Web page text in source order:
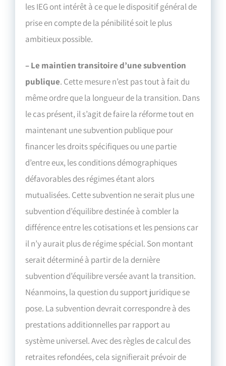
les IEG ont intérêt à ce que le dispositif général de
prise en compte de la pénibilité soit le plus
ambitieux possible.
– Le maintien transitoire d’une subvention
publique. Cette mesure n’est pas tout à fait du
même ordre que la longueur de la transition. Dans
le cas présent, il s’agit de faire la réforme tout en
maintenant une subvention publique pour
financer les droits spécifiques ou une partie
d’entre eux, les conditions démographiques
défavorables des régimes étant alors
mutualisées. Cette subvention ne serait plus une
subvention d’équilibre destinée à combler la
différence entre les cotisations et les pensions car
il n’y aurait plus de régime spécial. Son montant
serait déterminé à partir de la dernière
subvention d’équilibre versée avant la transition.
Néanmoins, la question du support juridique se
pose. La subvention devrait correspondre à des
prestations additionnelles par rapport au
système universel. Avec des règles de calcul des
retraites refondées, cela signifierait prévoir de